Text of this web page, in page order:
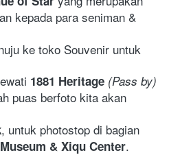
kepada para seniman &
ke toko Souvenir untuk
1881 Heritage (Pass by)
puas berfoto kita akan
, untuk photostop di bagian
& Xiqu Center.